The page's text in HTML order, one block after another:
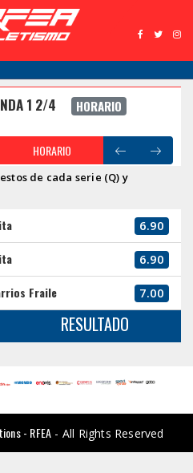
1 2/4 HORARIO
HORARIO
de cada serie (Q) y
6.90
6.90
Fraile 7.00
RESULTADO
- RFEA - All Rights Reserved